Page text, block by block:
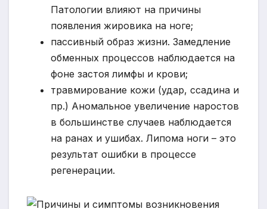
Патологии влияют на причины
появления жировика на ноге;
пассивный образ жизни. Замедление
обменных процессов наблюдается на
фоне застоя лимфы и крови;
травмирование кожи (удар, ссадина и
пр.) Аномальное увеличение наростов
в большинстве случаев наблюдается
на ранах и ушибах. Липома ноги – это
результат ошибки в процессе
регенерации.